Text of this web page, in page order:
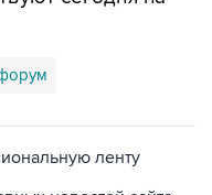
новостей сайта
в официальном